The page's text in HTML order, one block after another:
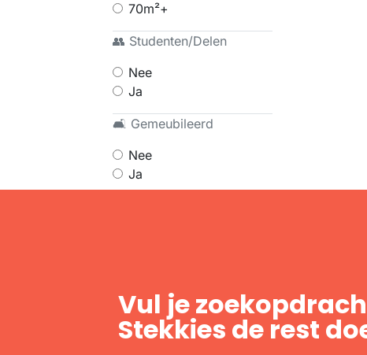
70m²+
👥 Studenten/Delen
Nee
Ja
🛋 Gemeubileerd
Nee
Ja
Vul je
Stekkies de rest